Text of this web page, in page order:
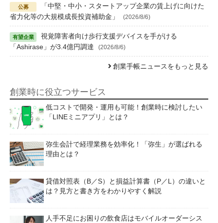
「中堅・中小・スタートアップ企業の賃上げに向けた
省力化等の大規模成長投資補助金」
(2026/8/6)
視覚障害者向け歩行支援デバイスを手がける
「Ashirase」が3.4億円調達
(2026/8/6)
創業手帳ニュースをもっと見る
創業時に役立つサービス
低コストで開発・運用も可能！創業時に検討したい
「LINEミニアプリ」とは？
弥生会計で経理業務を効率化！「弥生」が選ばれる
理由とは？
貸借対照表（B／S）と損益計算書（P／L）の違いと
は？見方と書き方をわかりやすく解説
人手不足にお困りの飲食店はモバイルオーダーシス